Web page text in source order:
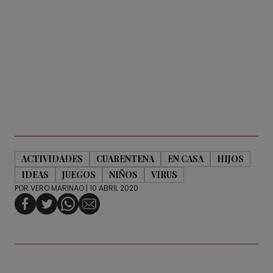
ACTIVIDADES CUARENTENA EN CASA
HIJOS
IDEAS
JUEGOS NIÑOS VIRUS
POR VERO MARINAO | 10 ABRIL 2020